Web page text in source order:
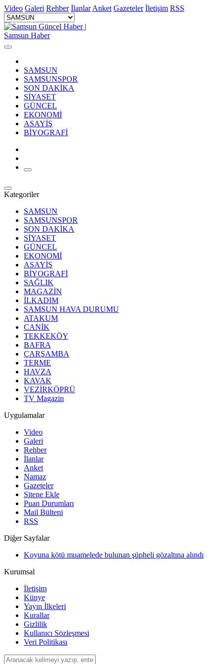
Video Galeri Rehber İlanlar Anket Gazeteler İletişim RSS
SAMSUN
SAMSUNSPOR
SON DAKİKA
SİYASET
GÜNCEL
EKONOMİ
ASAYİŞ
BİYOGRAFİ
Kategoriler
SAMSUN
SAMSUNSPOR
SON DAKİKA
SİYASET
GÜNCEL
EKONOMİ
ASAYİŞ
BİYOGRAFİ
SAĞLIK
MAGAZİN
İLKADIM
SAMSUN HAVA DURUMU
ATAKUM
CANİK
TEKKEKÖY
BAFRA
ÇARŞAMBA
TERME
HAVZA
KAVAK
VEZİRKÖPRÜ
TV Magazin
Uygulamalar
Video
Galeri
Rehber
İlanlar
Anket
Namaz
Gazeteler
Sitene Ekle
Puan Durumları
Mail Bülteni
RSS
Diğer Sayfalar
Koyuna kötü muamelede bulunan şüpheli gözaltına alındı
Kurumsal
İletişim
Künye
Yayın İlkeleri
Kurallar
Gizlilik
Kullanıcı Sözleşmesi
Veri Politikası